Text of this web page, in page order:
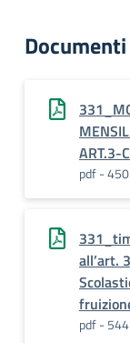
Documenti
ART.3-
pdf -
all’art.
pdf -